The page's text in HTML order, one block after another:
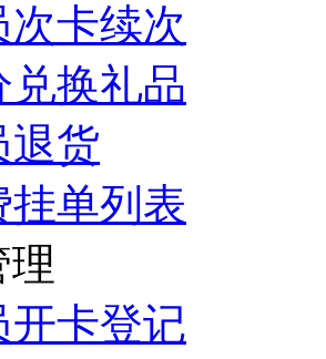
次卡续次
兑换礼品
退货
挂单列表
理
开卡登记